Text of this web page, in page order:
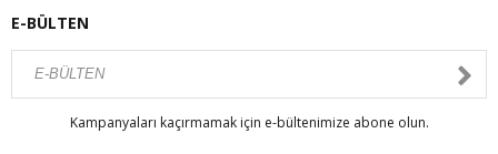
E-BÜLTEN
Kampanyaları kaçırmamak için e-bültenimize abone olun.